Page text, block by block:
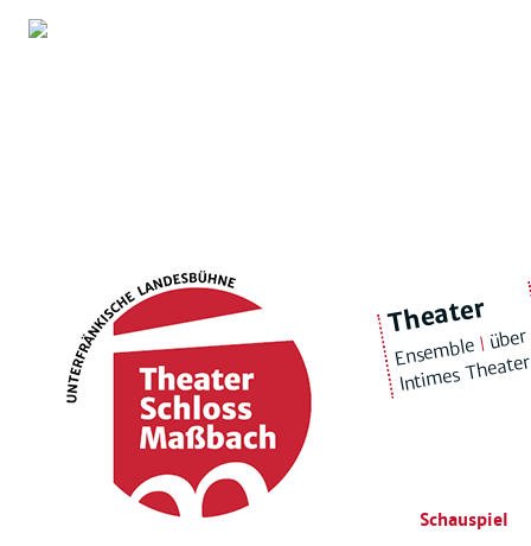
Schauspiel
Theater
Ensemble|
Intimes Theater